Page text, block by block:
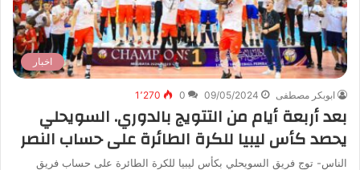
اخبار
ابوبكر مصطفى 09/05/2024
0 1٬270
بعد أربعة أيام من التتويج بالدوري. السويحلي
يحصد كأس ليبيا للكرة الطائرة على حساب النصر
الناس- توج فريق السويحلي بكأس ليبيا للكرة الطائرة على حساب فريق